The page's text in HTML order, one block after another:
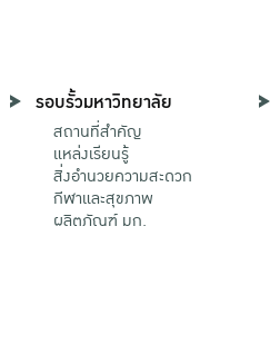
รอบรั้วมหาวิทยาลัย
สถานที่สำคัญ
แหล่งเรียนรู้
สิ่งอำนวยความสะดวก
กีฬาและสุขภาพ
ผลิตภัณฑ์ มก.